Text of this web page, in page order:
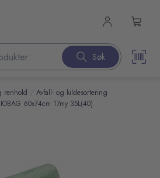
Søk
renhold Avfall- og kildesortering
60x74cm 17my 35L(40)